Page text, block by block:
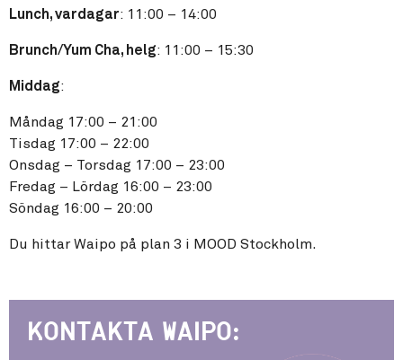
Lunch, vardagar: 11:00 – 14:00
Brunch/Yum Cha, helg: 11:00 – 15:30
Middag:
Måndag 17:00 – 21:00
Tisdag 17:00 – 22:00
Onsdag – Torsdag 17:00 – 23:00
Fredag – Lördag 16:00 – 23:00
Söndag 16:00 – 20:00
Du hittar Waipo på plan 3 i MOOD Stockholm.
Kontakta Waipo: